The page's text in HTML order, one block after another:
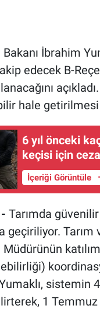
İbrahim
edecek B-
hale
6 yıl önceki
keçisi için
İçeriği Görüntüle
Tarımda
geçiriliyor. Tarım
sistemin
1